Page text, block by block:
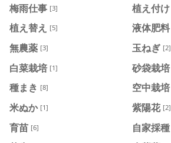
梅雨仕事 [3] 植え付け
植え替え [5] 液体肥料
無農薬 [3] 玉ねぎ [2]
白菜栽培 [1] 砂袋栽培
種まき [8] 空中栽培
米ぬか [1] 紫陽花 [2]
育苗 [6] 自家採種